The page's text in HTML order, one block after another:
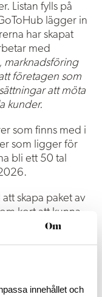
Om
innehållet och
Listan fylls på
lägger in
har skapat
med
marknadsföring
företagen som
att möta
kunder.
som finns med i
som ligger för
bli ett 50 tal
skapa paket av
kort att kunna
Här
och